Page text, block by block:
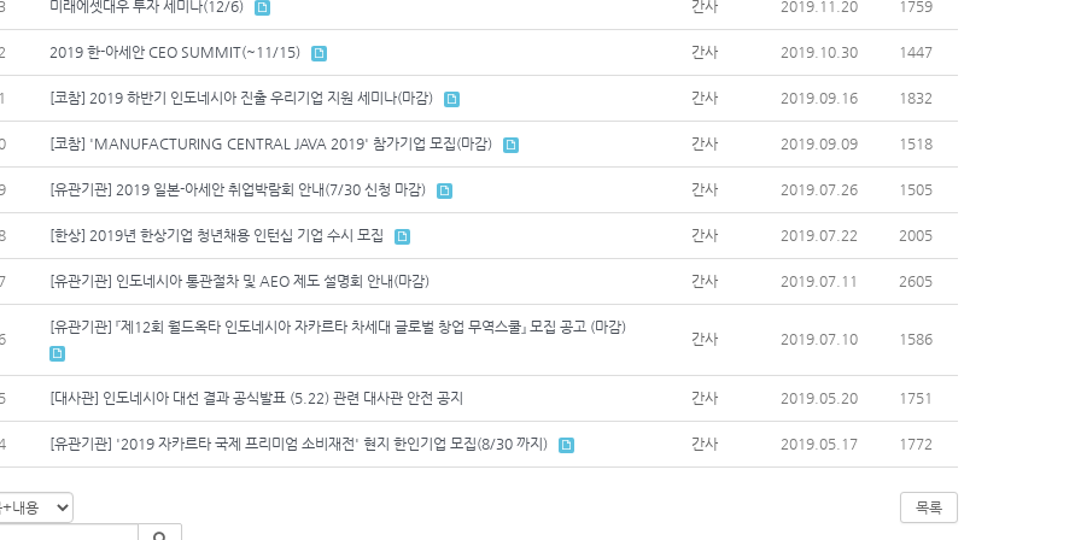
미래에셋대우 투자 세미나(12/6) 간사 2019.11.20 1759
2019 한-아세안 CEO SUMMIT(~11/15) 간사 2019.10.30 1447
[코참] 2019 하반기 인도네시아 진출 우리기업 지원 세미나(마감) 간사 2019.09.16 1832
[코참] 'MANUFACTURING CENTRAL JAVA 2019' 참가기업 모집(마감) 간사 2019.09.09 1518
[유관기관] 2019 일본-아세안 취업박람회 안내(7/30 신청 마감) 간사 2019.07.26 1505
[한상] 2019년 한상기업 청년채용 인턴십 기업 수시 모집 간사 2019.07.22 2005
[유관기관] 인도네시아 통관절차 및 AEO 제도 설명회 안내(마감) 간사 2019.07.11 2605
[유관기관] 『제12회 월드옥타 인도네시아 자카르타 차세대 글로벌 창업 무역스쿨』 모집 공고 (마감)
간사 2019.07.10 1586
[대사관] 인도네시아 대선 결과 공식발표 (5.22) 관련 대사관 안전 공지 간사 2019.05.20 1751
[유관기관] '2019 자카르타 국제 프리미엄 소비재전' 현지 한인기업 모집(8/30 까지) 간사 2019.05.17 1772
목록